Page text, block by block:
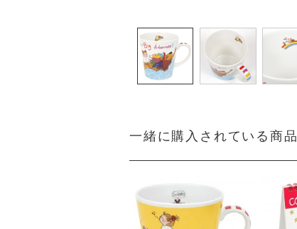
一緒に購入されている商品